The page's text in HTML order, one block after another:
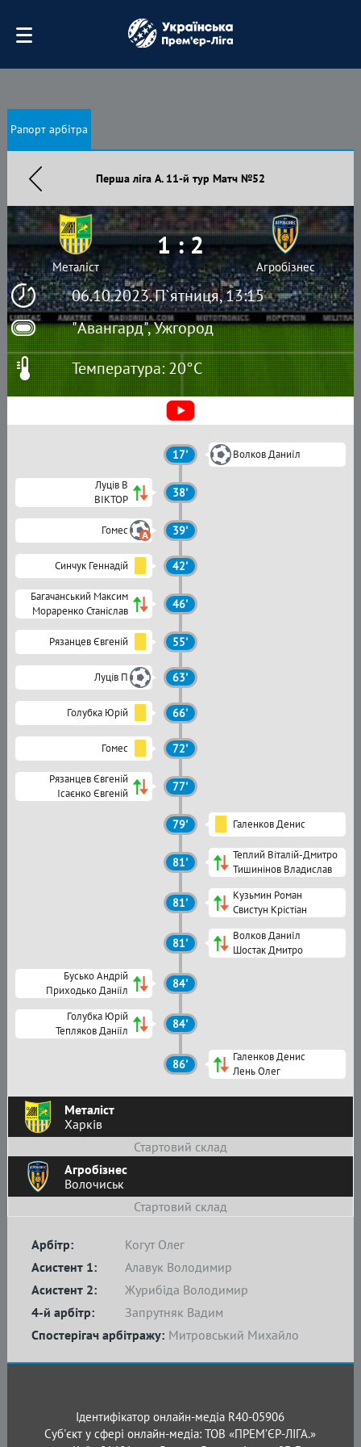
Рапорт арбітра
Перша ліга А. 11-й тур Матч №52
06.10.2023. П`ятниця, 13:15
"Авангард", Ужгород
Металіст
1 : 2
Агробізнес
Температура: 20°C
Металіст
Харків
Стартовий склад
17' Волков Даниїл
Луців В
ВІКТОР
38'
Гомес 39'
Синчук Геннадій 42'
Багачанський Максим
Мораренко Станіслав
46'
Рязанцев Євгеній 55'
Луців П 63'
Голубка Юрій 66'
Гомес 72'
Рязанцев Євгеній
Ісаєнко Євгеній
77'
79' Галенков Денис
81'
Теплий Віталій-Дмитро
Тишинінов Владислав
81'
Кузьмин Роман
Свистун Крістіан
81'
Волков Даниїл
Шостак Дмитро
Бусько Андрій
Приходько Даніїл
84'
Голубка Юрій
Тепляков Даніїл
84'
86'
Галенков Денис
Лень Олег
Агробізнес
Волочиськ
Стартовий склад
Арбітр:
Когут Олег
Асистент 1:
Алавук Володимир
Асистент 2:
Журибіда Володимир
4-й арбітр:
Запрутняк Вадим
Спостерігач арбітражу: Митровський Михайло
Ідентифікатор онлайн-медіа R40-05906
Суб'єкт у сфері онлайн-медіа: ТОВ «ПРЕМ’ЄР-ЛІГА.»